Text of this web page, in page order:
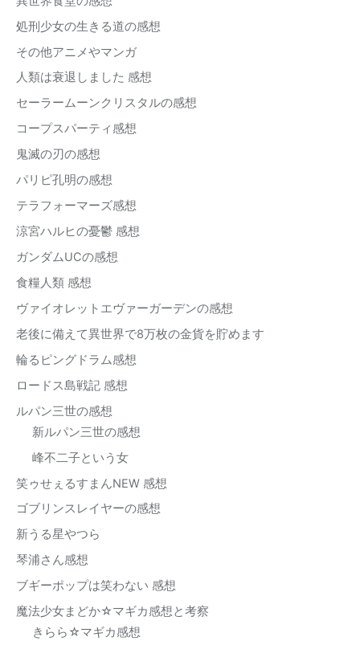
処刑少女の生きる道の感想
その他アニメやマンガ
人類は衰退しました 感想
セーラームーンクリスタルの感想
コープスパーティ感想
鬼滅の刃の感想
パリピ孔明の感想
テラフォーマーズ感想
涼宮ハルヒの憂鬱 感想
ガンダムUCの感想
食糧人類 感想
ヴァイオレットエヴァーガーデンの感想
老後に備えて異世界で8万枚の金貨を貯めます
輪るピングドラム感想
ロードス島戦記 感想
ルパン三世の感想
新ルパン三世の感想
峰不二子という女
笑ゥせぇるすまんNEW 感想
ゴブリンスレイヤーの感想
新うる星やつら
琴浦さん感想
ブギーポップは笑わない 感想
魔法少女まどか☆マギカ感想と考察
きらら☆マギカ感想